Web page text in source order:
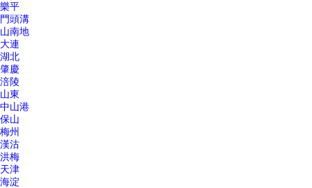
樂平
門頭溝
山南地
大連
湖北
肇慶
涪陵
山東
中山港
保山
梅州
漢沽
洪梅
天津
海淀